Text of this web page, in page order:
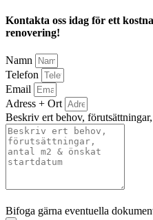
Kontakta oss idag för ett
renovering!
Namn
Telefon
Email
Adress + Ort
Beskriv ert behov,
Bifoga gärna eventuella